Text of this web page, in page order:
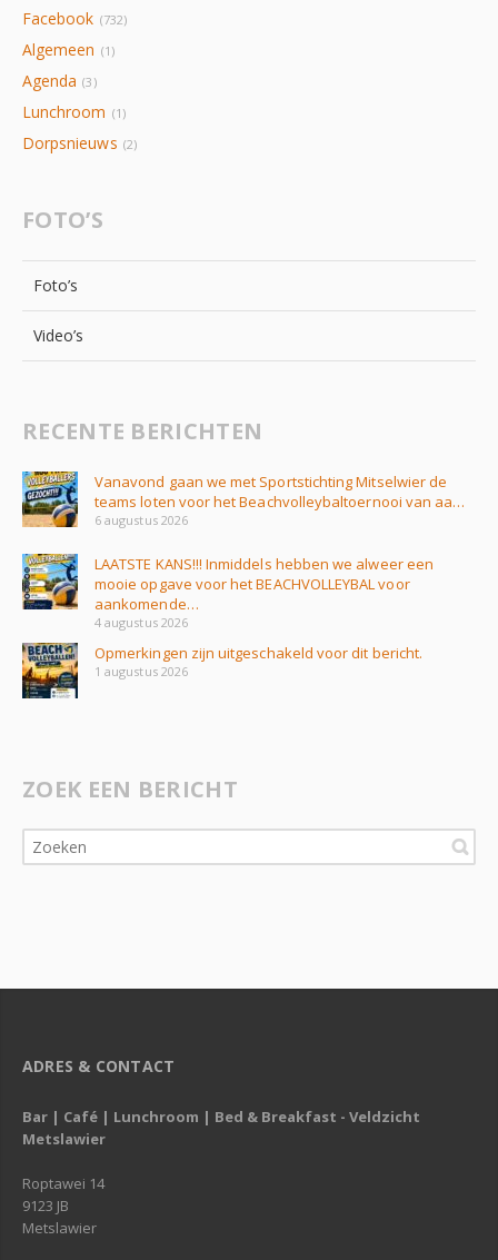
Facebook (732)
Algemeen (1)
Agenda (3)
Lunchroom (1)
Dorpsnieuws (2)
FOTO’S
Foto’s
Video’s
RECENTE BERICHTEN
Vanavond gaan we met Sportstichting Mitselwier de
teams loten voor het Beachvolleybaltoernooi van aa…
6 augustus 2026
LAATSTE KANS!!! Inmiddels hebben we alweer een
mooie opgave voor het BEACHVOLLEYBAL voor
aankomende…
4 augustus 2026
Opmerkingen zijn uitgeschakeld voor dit bericht.
1 augustus 2026
ZOEK EEN BERICHT
ADRES & CONTACT
Bar | Café | Lunchroom | Bed & Breakfast - Veldzicht
Metslawier
Roptawei 14
9123 JB
Metslawier